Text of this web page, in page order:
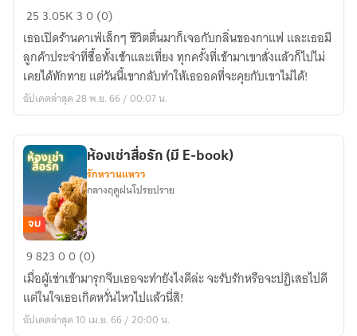
รส
หวาน
ของ
กาแฟ
25 3.05K 30 (0)
เธอเปิดร้านคาเฟ่เล็กๆ ชีวิตตื่นมาก็เจอกับกลิ่นของกาแฟ และเธอมี
ลูกค้าประจำที่ซื้อทั้งเช้าและเที่ยง ทุกครั้งที่เข้ามาเขาสั่งแล้วก็ไปไม่
เคยได้ทักทาย แต่วันนี้เขากลับทำให้เธออดที่จะคุยกับเขาไม่ได้!
อัปเดตล่าสุด 28 พ.ย. 66 / 00:07 น.
ห้อง
เช่า
สื่อ
รัก
(มี
จบ
ห้องเช่าสื่อรัก (มี E-book)
รักหวานแหวว
กลางฤดูฝนโปรยปราย
982300 (0)
เมื่อผู้เช่าเข้ามารุกจีบเธอจะทำยังไงดีล่ะ จะรับรักหรือจะปฏิเสธไปดี
แต่ในใจเธอเกิดหวั่นไหวไปแล้วนี่สิ!
อัปเดตล่าสุด 10 เม.ย. 66 / 20:00 น.